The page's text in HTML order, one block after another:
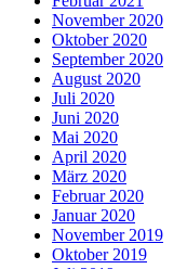
November 2020
Oktober 2020
September 2020
August 2020
Juli 2020
Juni 2020
Mai 2020
April 2020
März 2020
Februar 2020
Januar 2020
November 2019
Oktober 2019